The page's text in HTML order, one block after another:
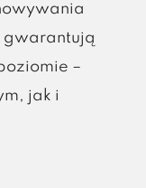
gwarantują
–
jak i